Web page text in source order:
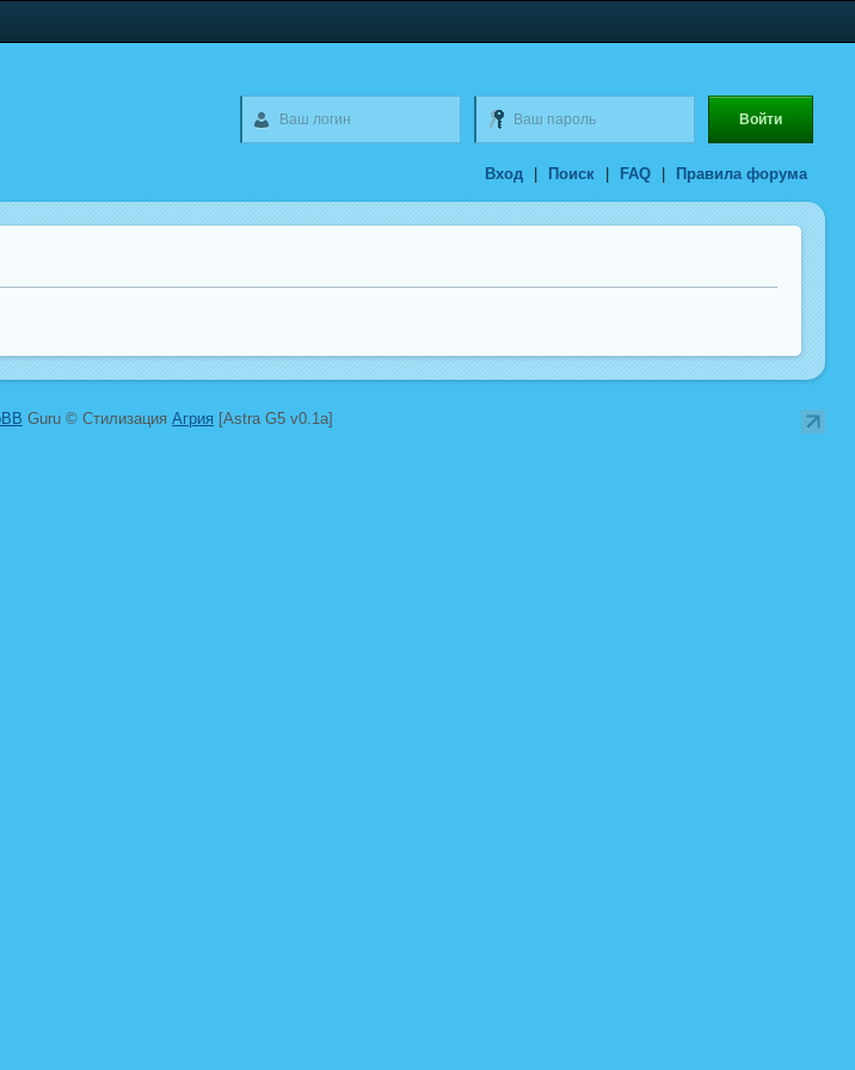
Вход Поиск FAQ Правила форума
Guru © Стилизация Агрия [Astra G5 v0.1a]